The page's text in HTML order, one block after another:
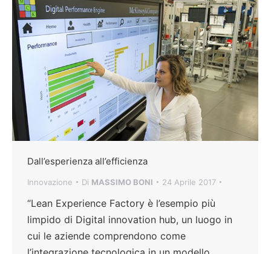
Dall’esperienza all’efficienza
Innovazione Di MASSIMO BONI 24 Aprile 2017
“Lean Experience Factory è l’esempio più
limpido di Digital innovation hub, un luogo in
cui le aziende comprendono come